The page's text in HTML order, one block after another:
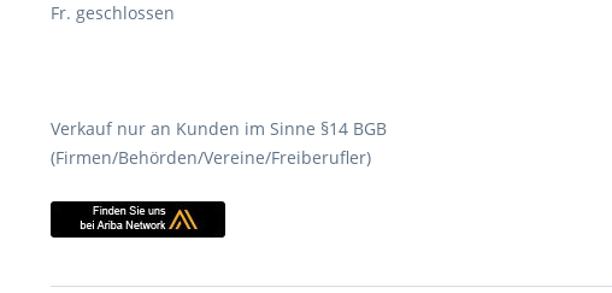
Fr. geschlossen
Verkauf nur an Kunden im Sinne §14 BGB
(Firmen/Behörden/Vereine/Freiberufler)